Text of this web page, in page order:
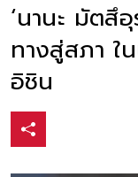
‘นานะ มัตสึ
ทางสู่สภา ใ
อิชิน